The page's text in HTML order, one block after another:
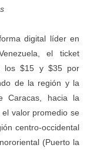
digital líder en
el ticket
los $15 y $35 por
de la región y la
Caracas, hacia la
valor promedio se
centro-occidental
(Puerto la